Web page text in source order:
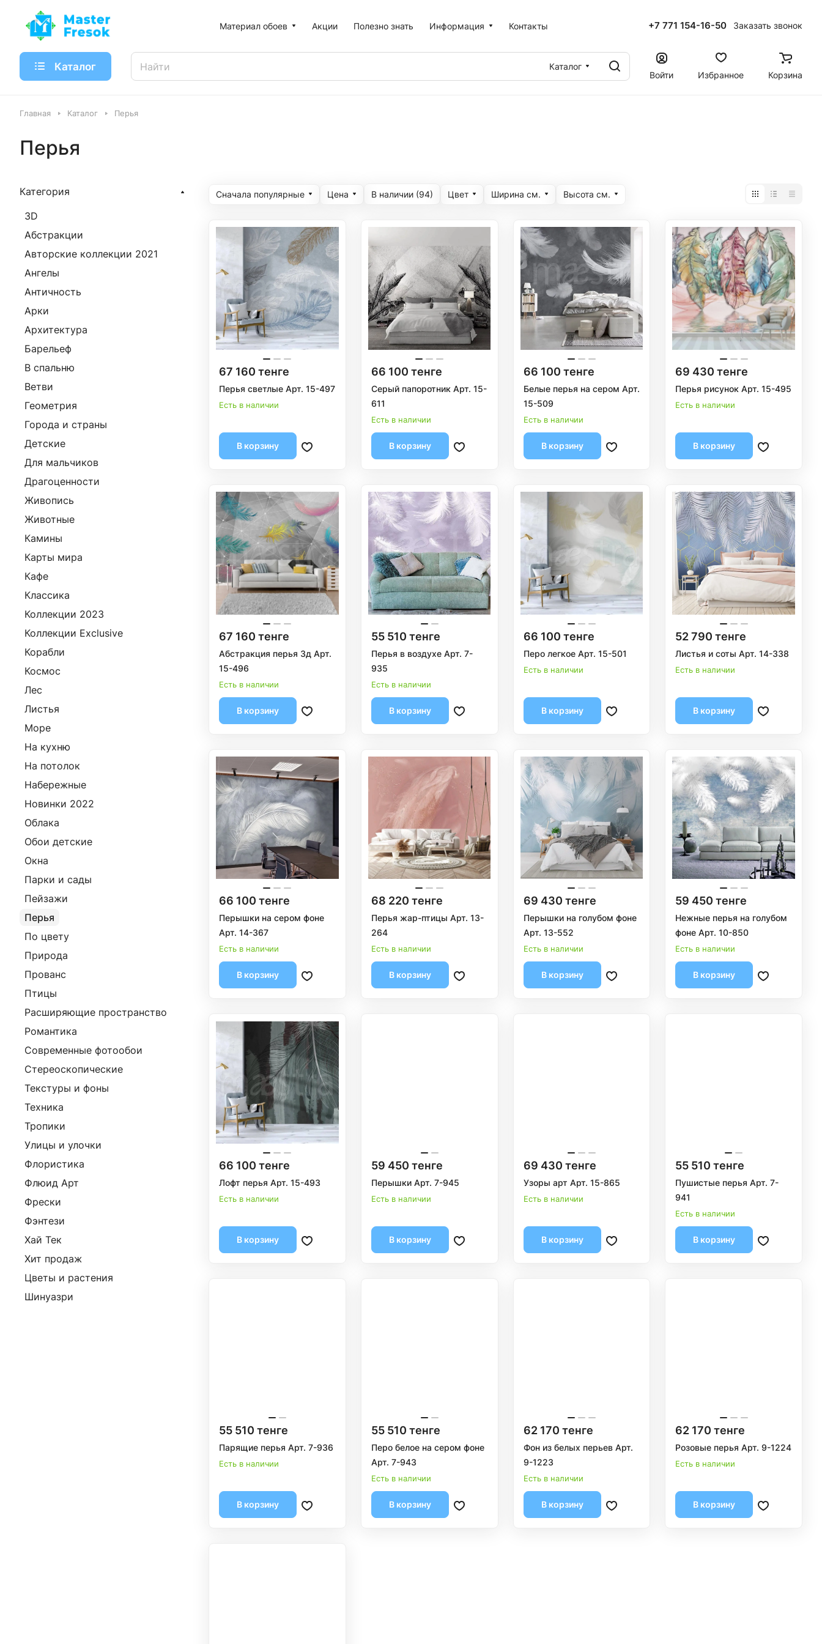
Материал обоев Акции Полезно знать Информация Контакты +7 771 154-16-50 Заказать звонок
Каталог
Каталог
Войти
Избранное Корзина
Главная Каталог Перья
Перья
Сначала популярные Цена В наличии (94) Цвет Ширина cм. Высота cм.
67 160 тенге
Перья светлые Арт. 15-497
Есть в наличии
В корзину
66 100 тенге
Серый папоротник Арт. 15-
611
Есть в наличии
В корзину
66 100 тенге
Белые перья на сером Арт.
15-509
Есть в наличии
В корзину
69 430 тенге
Перья рисунок Арт. 15-495
Есть в наличии
В корзину
67 160 тенге
Абстракция перья 3д Арт.
15-496
Есть в наличии
В корзину
55 510 тенге
Перья в воздухе Арт. 7-
935
Есть в наличии
В корзину
66 100 тенге
Перо легкое Арт. 15-501
Есть в наличии
В корзину
52 790 тенге
Листья и соты Арт. 14-338
Есть в наличии
В корзину
66 100 тенге
Перышки на сером фоне
Арт. 14-367
Есть в наличии
В корзину
68 220 тенге
Перья жар-птицы Арт. 13-
264
Есть в наличии
В корзину
69 430 тенге
Перышки на голубом фоне
Арт. 13-552
Есть в наличии
В корзину
59 450 тенге
Нежные перья на голубом
фоне Арт. 10-850
Есть в наличии
В корзину
66 100 тенге
Лофт перья Арт. 15-493
Есть в наличии
В корзину
59 450 тенге
Перышки Арт. 7-945
Есть в наличии
В корзину
69 430 тенге
Узоры арт Арт. 15-865
Есть в наличии
В корзину
55 510 тенге
Пушистые перья Арт. 7-
941
Есть в наличии
В корзину
55 510 тенге
Парящие перья Арт. 7-936
Есть в наличии
В корзину
55 510 тенге
Перо белое на сером фоне
Арт. 7-943
Есть в наличии
В корзину
62 170 тенге
Фон из белых перьев Арт.
9-1223
Есть в наличии
В корзину
62 170 тенге
Розовые перья Арт. 9-1224
Есть в наличии
В корзину
Категория
3D
Абстракции
Авторские коллекции 2021
Ангелы
Античность
Арки
Архитектура
Барельеф
В спальню
Ветви
Геометрия
Города и страны
Детские
Для мальчиков
Драгоценности
Живопись
Животные
Камины
Карты мира
Кафе
Классика
Коллекции 2023
Коллекции Exclusive
Корабли
Космос
Лес
Листья
Море
На кухню
На потолок
Набережные
Новинки 2022
Облака
Обои детские
Окна
Парки и сады
Пейзажи
Перья
По цвету
Природа
Прованс
Птицы
Расширяющие пространство
Романтика
Современные фотообои
Стереоскопические
Текстуры и фоны
Техника
Тропики
Улицы и улочки
Флористика
Флюид Арт
Фрески
Фэнтези
Хай Тек
Хит продаж
Цветы и растения
Шинуазри